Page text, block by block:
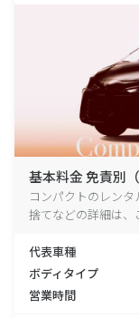
基本料金 免責別（
コンパクトのレン
捨てなどの詳細は、
代表車種
ボディタイプ
営業時間